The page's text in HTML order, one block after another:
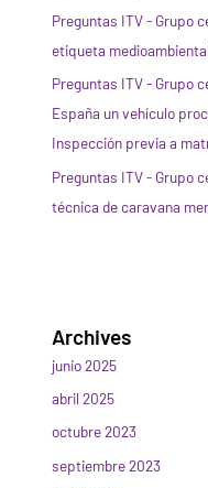
Preguntas ITV - Grupo
etiqueta
Preguntas ITV - Grupo
España un vehículo
Inspección previa a
Preguntas ITV - Grupo
técnica de caravana
Archives
junio 2025
abril 2025
octubre 2023
septiembre 2023